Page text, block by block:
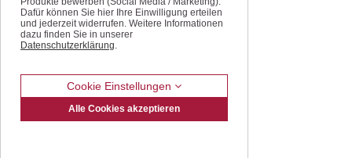
Dafür können Sie hier Ihre Einwilligung erteilen
und jederzeit widerrufen. Weitere Informationen
dazu finden Sie in unserer
Datenschutzerklärung.
Cookie Einstellungen
Alle Cookies akzeptieren